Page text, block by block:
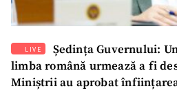
LIVE
Ședința Guvernului:
limba română urmează a fi
Miniștrii au aprobat